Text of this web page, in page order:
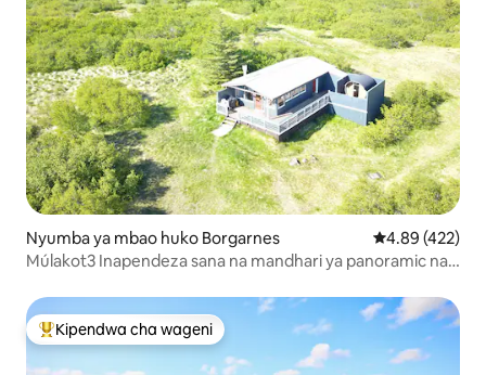
Nyumba ya mbao huko Borgarnes Ukadiriaji wa
4.89 (422)
Múlakot3 Inapendeza sana na mandhari ya panoramic na
Kipendwa maarufu cha wageni
Kipendwa cha wageni